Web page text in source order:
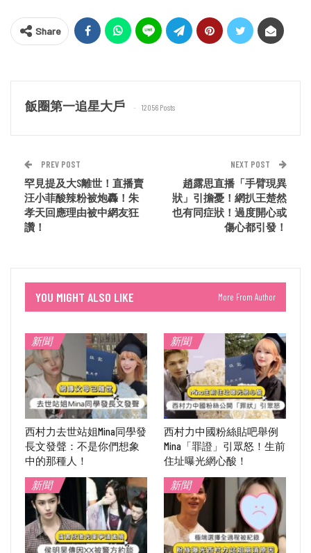
Share
飯圈第一追星大戶 12056 Posts
PREV POST
罕見提及大S離世！直播賣
汪小菲酸辣粉被炮轟！朱
孝天回應理由被中網友狂
讚！
NEXT POST
趙露思直播「手臂現異
狀」引擔憂！網扒王楚然
也有同症狀！過度開心或
傷心都引發！
YOU MIGHT ALSO LIKE More From Author
新聞
西村力去世站姐Mina同學發
長文發聲：不是你們想象
中的那種人！
新聞
西村力中國粉絲貼吧舉例
Mina「罪證」引眾怒！生前
住址曝光網心酸！
新聞
新聞